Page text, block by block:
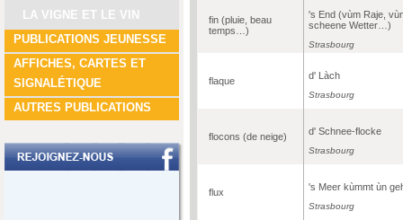
LA VIGNE ET LE VIN
PUBLICATIONS JEUNESSE
AFFICHES, CARTES ET
SIGNALÉTIQUE
AUTRES PUBLICATIONS
fin (pluie, beau
temps…)
's End (vùm Raje,
scheene Wetter…)
Strasbourg
flaque d' Làch
Strasbourg
flocons (de neige) d' Schnee-flocke
Strasbourg
flux 's Meer kùmmt ùn
Strasbourg